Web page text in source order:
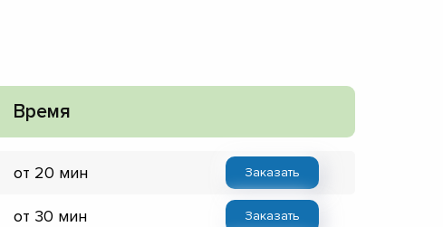
Время
от 20 мин Заказать
от 30 мин Заказать